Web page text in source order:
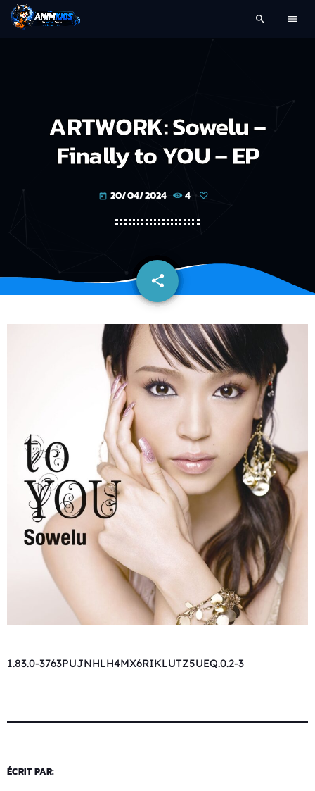
search menu
ARTWORK: Sowelu –
Finally to YOU – EP
today 20/04/2024 4
share
email
1.83.0-3763PUJNHLH4MX6RIKLUTZ5UEQ.0.2-3
ÉCRIT PAR: